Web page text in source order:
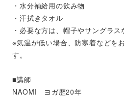
・水分補給用の飲み物
・汗拭きタオル
・必要な方は、帽子やサングラス
※気温が低い場合、防寒着などを
す。
■講師
NAOMI ヨガ歴20年